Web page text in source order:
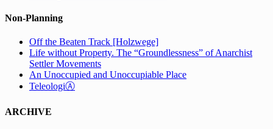
Non-Planning
Off the Beaten Track [Holzwege]
Life without Property. The “Groundlessness” of Anarchist
Settler Movements
An Unoccupied and Unoccupiable Place
TeleologiⒶ
ARCHIVE